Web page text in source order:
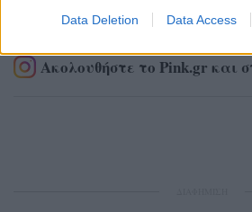
Data Deletion Data Access
μάθετε πρώτοιτα πιο hot νέα.
Ακολουθήστε το Pink.gr και